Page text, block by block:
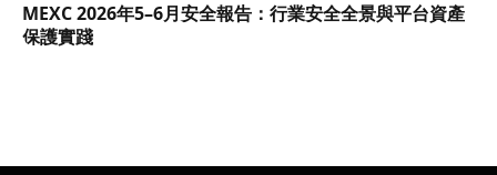
MEXC 2026年5–6月安全報告：行業安全全景與平台資產
保護實踐